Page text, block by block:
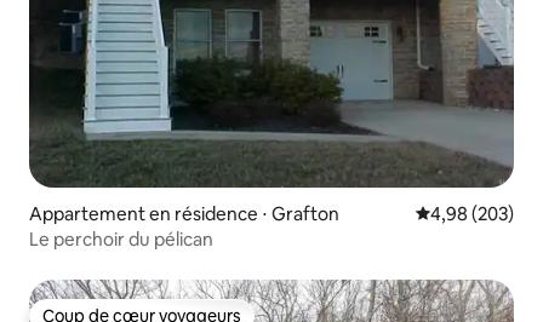
Appartement en résidence ⋅ Grafton Évaluation
4,98 (203)
Le perchoir du pélican
Coup de cœur voyageurs